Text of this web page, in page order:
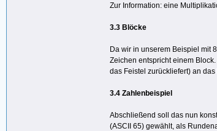
Zur Information: eine
3.3 Blöcke
Da wir in unserem Beispiel mit
Zeichen entspricht einem
das Feistel zurückliefert) an
3.4 Zahlenbeispiel
Abschließend soll das nun
(ASCII 65) gewählt, als